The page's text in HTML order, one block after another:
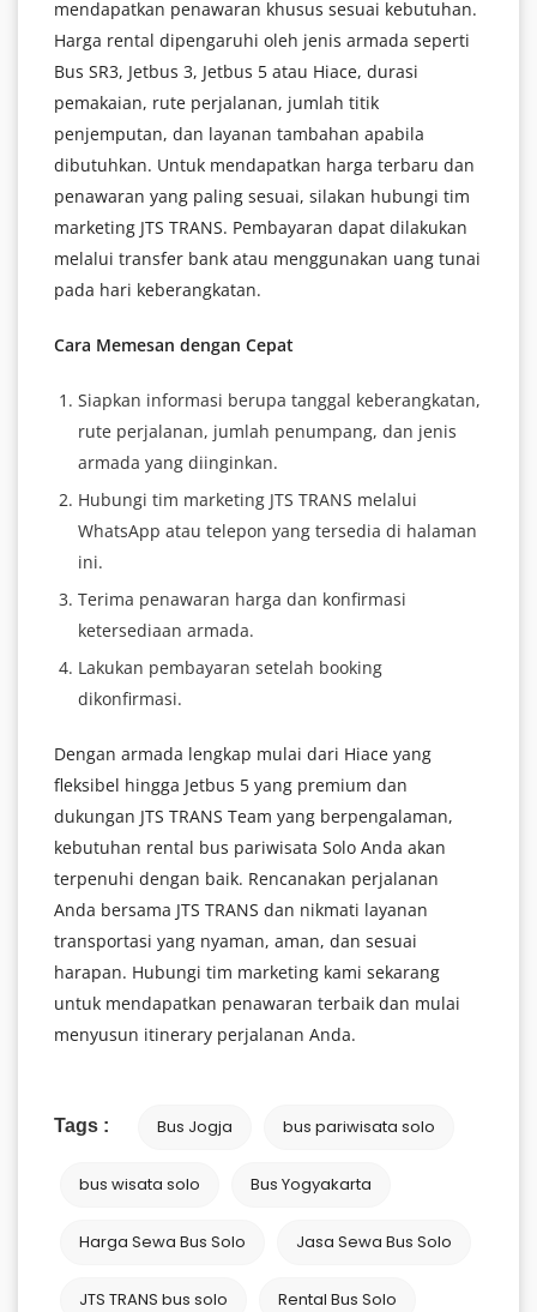
mendapatkan penawaran khusus sesuai kebutuhan.
Harga rental dipengaruhi oleh jenis armada seperti
Bus SR3, Jetbus 3, Jetbus 5 atau Hiace, durasi
pemakaian, rute perjalanan, jumlah titik
penjemputan, dan layanan tambahan apabila
dibutuhkan. Untuk mendapatkan harga terbaru dan
penawaran yang paling sesuai, silakan hubungi tim
marketing JTS TRANS. Pembayaran dapat dilakukan
melalui transfer bank atau menggunakan uang tunai
pada hari keberangkatan.
Cara Memesan dengan Cepat
Siapkan informasi berupa tanggal keberangkatan,
rute perjalanan, jumlah penumpang, dan jenis
armada yang diinginkan.
Hubungi tim marketing JTS TRANS melalui
WhatsApp atau telepon yang tersedia di halaman
ini.
Terima penawaran harga dan konfirmasi
ketersediaan armada.
Lakukan pembayaran setelah booking
dikonfirmasi.
Dengan armada lengkap mulai dari Hiace yang
fleksibel hingga Jetbus 5 yang premium dan
dukungan JTS TRANS Team yang berpengalaman,
kebutuhan rental bus pariwisata Solo Anda akan
terpenuhi dengan baik. Rencanakan perjalanan
Anda bersama JTS TRANS dan nikmati layanan
transportasi yang nyaman, aman, dan sesuai
harapan. Hubungi tim marketing kami sekarang
untuk mendapatkan penawaran terbaik dan mulai
menyusun itinerary perjalanan Anda.
Tags : Bus Jogja bus pariwisata solo
bus wisata solo Bus Yogyakarta
Harga Sewa Bus Solo Jasa Sewa Bus Solo
JTS TRANS bus solo Rental Bus Solo